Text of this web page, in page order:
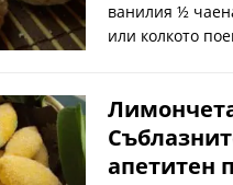
ванилия ½
или колкото
апетитен